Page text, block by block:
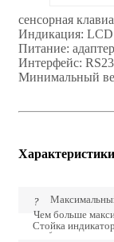
сенсорная
Индикация: LCD
Питание:
Интерфейс:
Минимальный
Характеристики
?
Чем больше
получите
Стойка